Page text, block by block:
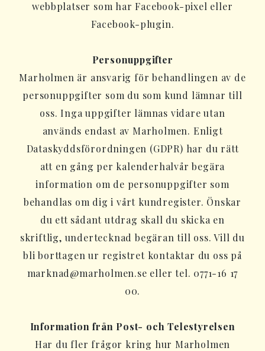
webbplatser som har Facebook-pixel eller
Facebook-plugin.
Personuppgifter
Marholmen är ansvarig för behandlingen av de
personuppgifter som du som kund lämnar till
oss. Inga uppgifter lämnas vidare utan
används endast av Marholmen. Enligt
Dataskyddsförordningen (GDPR) har du rätt
att en gång per kalenderhalvår begära
information om de personuppgifter som
behandlas om dig i vårt kundregister. Önskar
du ett sådant utdrag skall du skicka en
skriftlig, undertecknad begäran till oss. Vill du
bli borttagen ur registret kontaktar du oss på
marknad@marholmen.se eller tel. 0771-16 17
00.
Information från Post- och Telestyrelsen
Har du fler frågor kring hur Marholmen